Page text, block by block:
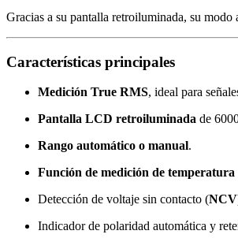
Gracias a su pantalla retroiluminada, su
Características principales
Medición True RMS, ideal para
Pantalla LCD retroiluminada de
Rango automático o manual.
Función de medición de temperatura
Detección de voltaje sin contacto (NCV
Indicador de polaridad automática y